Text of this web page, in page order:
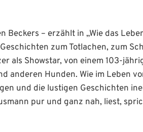
– erzählt in „Wie das
zum Totlachen, zum
als Showstar, von einem 103-
anderen Hunden. Wie im Leben
und die lustigen Geschichten
pur und ganz nah, liest,